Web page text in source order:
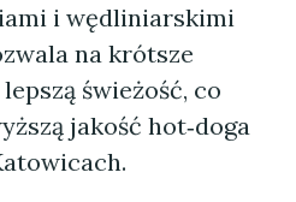
i wędliniarskimi
na krótsze
świeżość, co
jakość hot‑doga